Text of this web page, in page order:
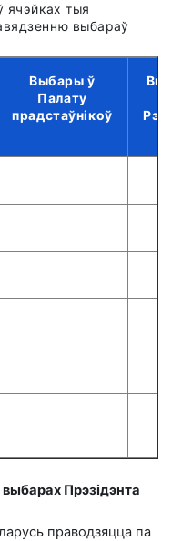
ячэйках тыя
выбараў
Выбары ў
Палату
прадстаўнікоў
Прэзідэнта
праводзяцца па